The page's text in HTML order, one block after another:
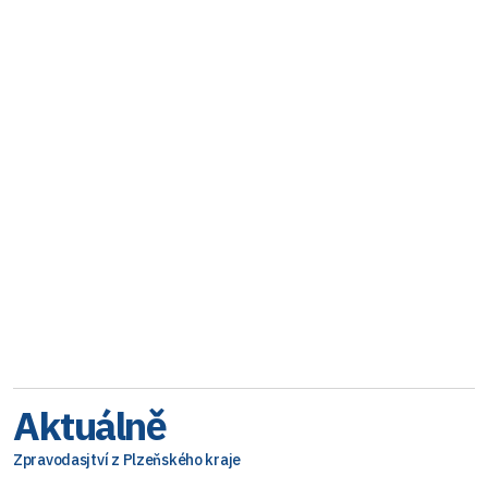
Aktuálně
Zpravodasjtví z Plzeňského kraje